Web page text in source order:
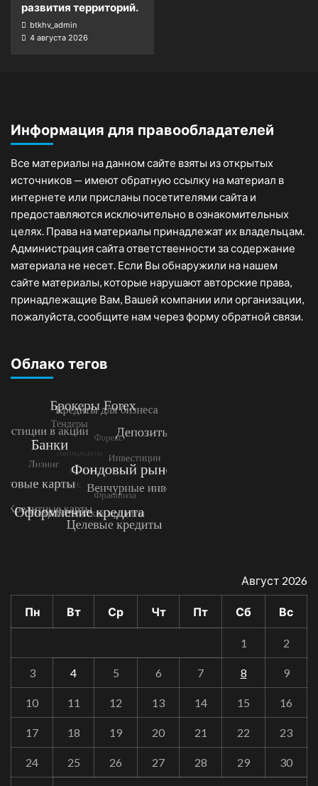
развития территорий.
btkhv_admin
4 августа 2026
Информация для правообладателей
Все материалы на данном сайте взяты из открытых
источников — имеют обратную ссылку на материал в
интернете или присланы посетителями сайта и
предоставляются исключительно в ознакомительных
целях. Права на материалы принадлежат их владельцам.
Администрация сайта ответственности за содержание
материала не несет. Если Вы обнаружили на нашем
сайте материалы, которые нарушают авторские права,
принадлежащие Вам, Вашей компании или организации,
пожалуйста, сообщите нам через форму обратной связи.
Облако тегов
Август 2026
Пн Вт Ср Чт Пт Сб Вс
1 2
3 4 5 6 7 8 9
10 11 12 13 14 15 16
17 18 19 20 21 22 23
24 25 26 27 28 29 30